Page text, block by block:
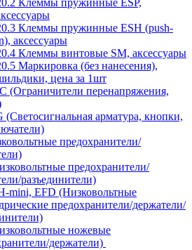
Клеммы пружинные ESP,
Клеммы пружинные ESH (push-
аксессуары
Клеммы винтовые SM, аксессуары
Маркировка (без нанесения),
цена за 1шт
(Ограничители перенапряжения,
(Светосигнальная арматура, кнопки,
предохранители/
предохранители/
разъединители)
mini, EFD (Низковольтные
предохранители/держатели/
ножевые
держатели)